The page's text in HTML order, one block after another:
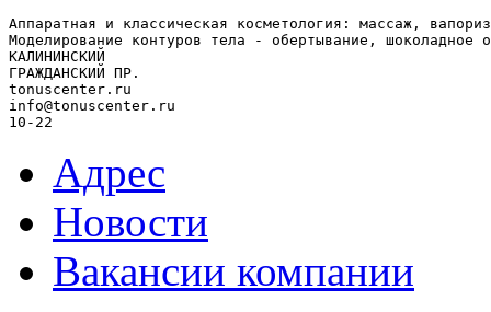
Аппаратная и классическая косметология: массаж,
Моделирование контуров тела - обертывание, шоколадное
КАЛИНИНСКИЙ
ГРАЖДАНСКИЙ ПР.
tonuscenter.ru
info@tonuscenter.ru
10-22
Адрес
Новости
Вакансии компании